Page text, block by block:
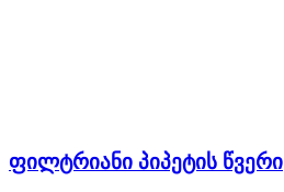
ფილტრიანი პიპეტის წვერი